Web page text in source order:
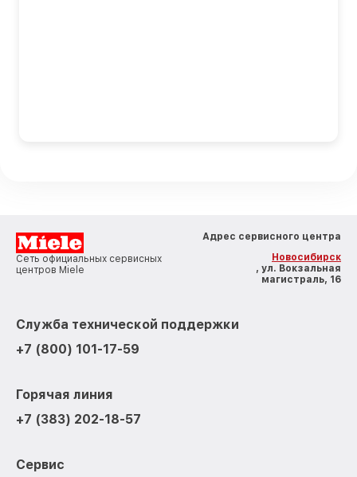
Сеть официальных сервисных
центров Miele
Адрес сервисного центра
Новосибирск
, ул. Вокзальная
магистраль, 16
Служба технической поддержки
+7 (800) 101-17-59
Горячая линия
+7 (383) 202-18-57
Сервис